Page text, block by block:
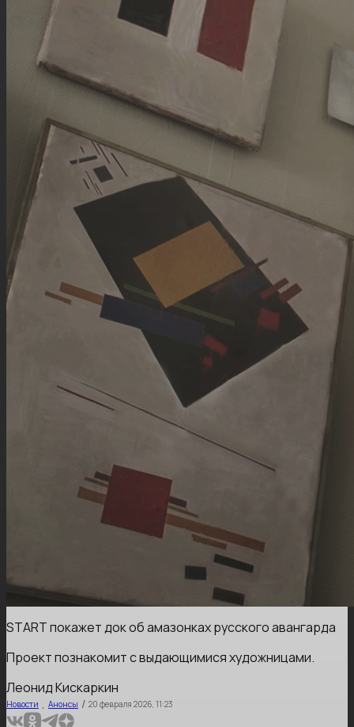
START покажет док об амазонках русского авангарда
Проект познакомит с выдающимися художницами.
Леонид Кискаркин
Новости , Анонсы / 20 февраля 2026, 11:23